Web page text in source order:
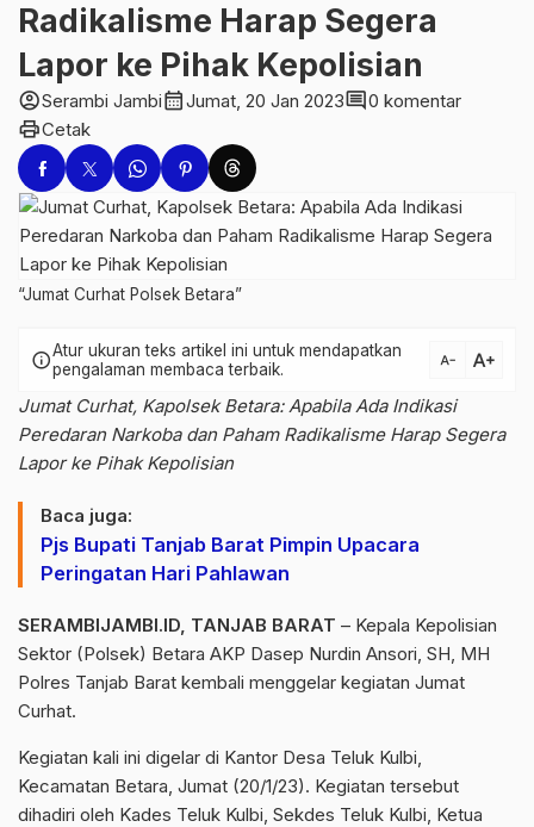
Radikalisme Harap Segera
Lapor ke Pihak Kepolisian
account_circleSerambi Jambicalendar_monthJumat, 20 Jan 2023comment0 komentar
printCetak
“Jumat Curhat Polsek Betara”
infoAtur ukuran teks artikel ini untuk mendapatkan
pengalaman membaca terbaik.
text_decrease text_increase
Jumat Curhat, Kapolsek Betara: Apabila Ada Indikasi
Peredaran Narkoba dan Paham Radikalisme Harap Segera
Lapor ke Pihak Kepolisian
Baca juga:
Pjs Bupati Tanjab Barat Pimpin Upacara
Peringatan Hari Pahlawan
SERAMBIJAMBI.ID, TANJAB BARAT – Kepala Kepolisian
Sektor (Polsek) Betara AKP Dasep Nurdin Ansori, SH, MH
Polres Tanjab Barat kembali menggelar kegiatan Jumat
Curhat.
Kegiatan kali ini digelar di Kantor Desa Teluk Kulbi,
Kecamatan Betara, Jumat (20/1/23). Kegiatan tersebut
dihadiri oleh Kades Teluk Kulbi, Sekdes Teluk Kulbi, Ketua